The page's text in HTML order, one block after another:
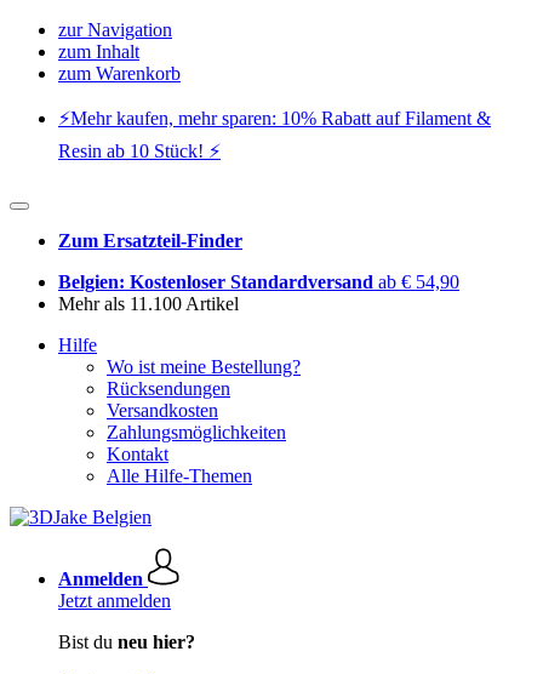
zur Navigation
zum Inhalt
zum Warenkorb
⚡️Mehr kaufen, mehr sparen: 10% Rabatt auf Filament &
Resin ab 10 Stück! ⚡️
Zum Ersatzteil-Finder
Belgien: Kostenloser Standardversand ab € 54,90
Mehr als 11.100 Artikel
Hilfe
Wo ist meine Bestellung?
Rücksendungen
Versandkosten
Zahlungsmöglichkeiten
Kontakt
Alle Hilfe-Themen
Anmelden
Jetzt anmelden
Bist du neu hier?